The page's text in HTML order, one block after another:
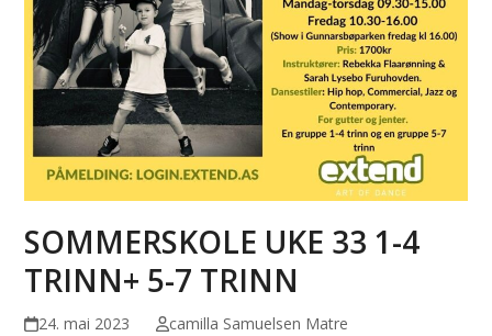
SOMMERSKOLE UKE 33 1-4
TRINN+ 5-7 TRINN
24. mai 2023
camilla Samuelsen Matre